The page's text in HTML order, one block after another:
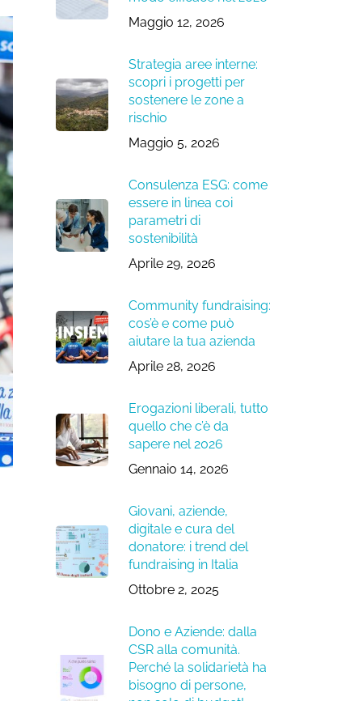
Maggio 12, 2026
Strategia aree interne:
scopri i progetti per
sostenere le zone a
rischio
Maggio 5, 2026
Consulenza ESG: come
essere in linea coi
parametri di
sostenibilità
Aprile 29, 2026
Community fundraising:
cos’è e come può
aiutare la tua azienda
Aprile 28, 2026
Erogazioni liberali, tutto
quello che c’è da
sapere nel 2026
Gennaio 14, 2026
Giovani, aziende,
digitale e cura del
donatore: i trend del
fundraising in Italia
Ottobre 2, 2025
Dono e Aziende: dalla
CSR alla comunità.
Perché la solidarietà ha
bisogno di persone,